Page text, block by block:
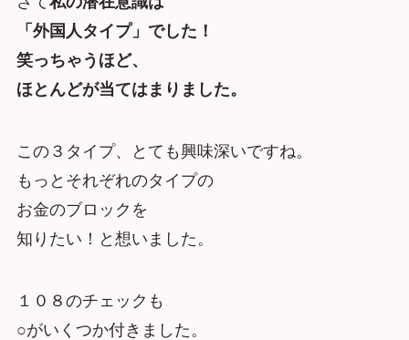
「外国人タイプ」でした！
笑っちゃうほど、
ほとんどが当てはまりました。
この３タイプ、とても興味深いですね。
もっとそれぞれのタイプの
お金のブロックを
知りたい！と想いました。
１０８のチェックも
○がいくつか付きました。